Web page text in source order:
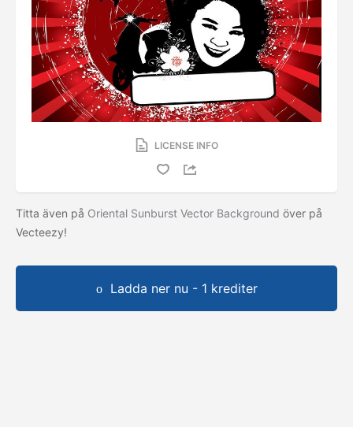
LICENSE INFO
Titta även på Oriental Sunburst Vector Background över på
Vecteezy!
Ladda ner nu - 1 krediter